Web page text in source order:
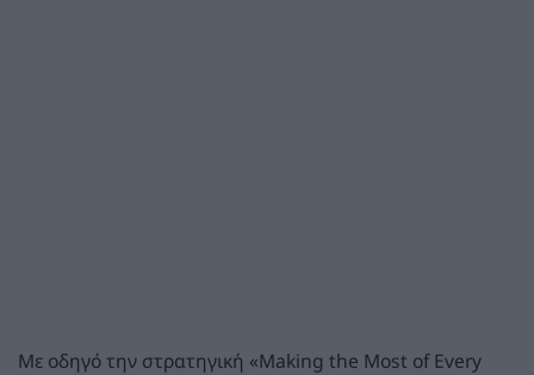
Με οδηγό την στρατηγική «Making the Most of Every